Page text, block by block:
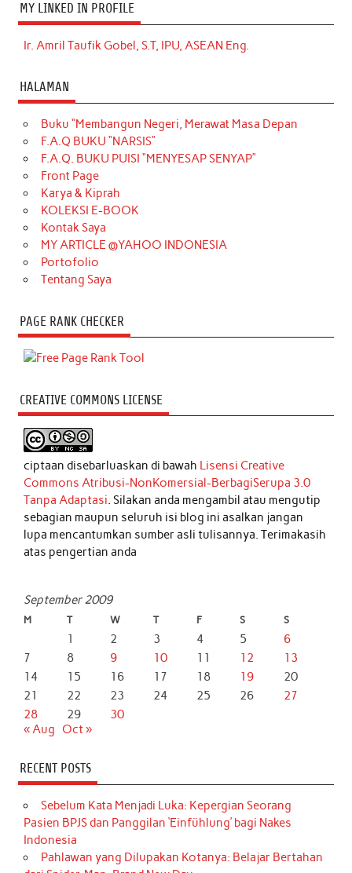
MY LINKED IN PROFILE
Ir. Amril Taufik Gobel, S.T, IPU, ASEAN Eng.
HALAMAN
Buku “Membangun Negeri, Merawat Masa Depan
F.A.Q BUKU “NARSIS”
F.A.Q. BUKU PUISI “MENYESAP SENYAP”
Front Page
Karya & Kiprah
KOLEKSI E-BOOK
Kontak Saya
MY ARTICLE @YAHOO INDONESIA
Portofolio
Tentang Saya
PAGE RANK CHECKER
CREATIVE COMMONS LICENSE
ciptaan disebarluaskan di bawah Lisensi Creative
Commons Atribusi-NonKomersial-BerbagiSerupa 3.0
Tanpa Adaptasi. Silakan anda mengambil atau mengutip
sebagian maupun seluruh isi blog ini asalkan jangan
lupa mencantumkan sumber asli tulisannya. Terimakasih
atas pengertian anda
September 2009
M T W T F S S
1 2 3 4 5
6
7
8 9 10 11 12
13
14
15 16 17 18 19
20
21
22 23 24 25 26
27
28
29
30
« Aug
Oct »
RECENT POSTS
Sebelum Kata Menjadi Luka: Kepergian Seorang
Pasien BPJS dan Panggilan ‘Einfühlung’ bagi Nakes
Indonesia
Pahlawan yang Dilupakan Kotanya: Belajar Bertahan